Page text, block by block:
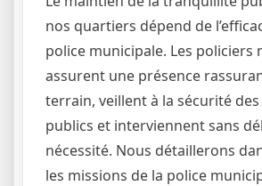
nos quartiers dépend de
police municipale. Les policiers
assurent une présence
terrain, veillent à la sécurité des
publics et interviennent sans
nécessité. Nous détaillerons
les missions de la police